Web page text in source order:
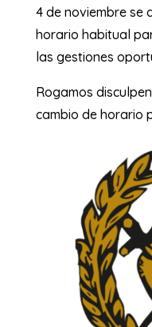
4 de noviembre se
horario habitual
las gestiones
Rogamos
cambio de horario